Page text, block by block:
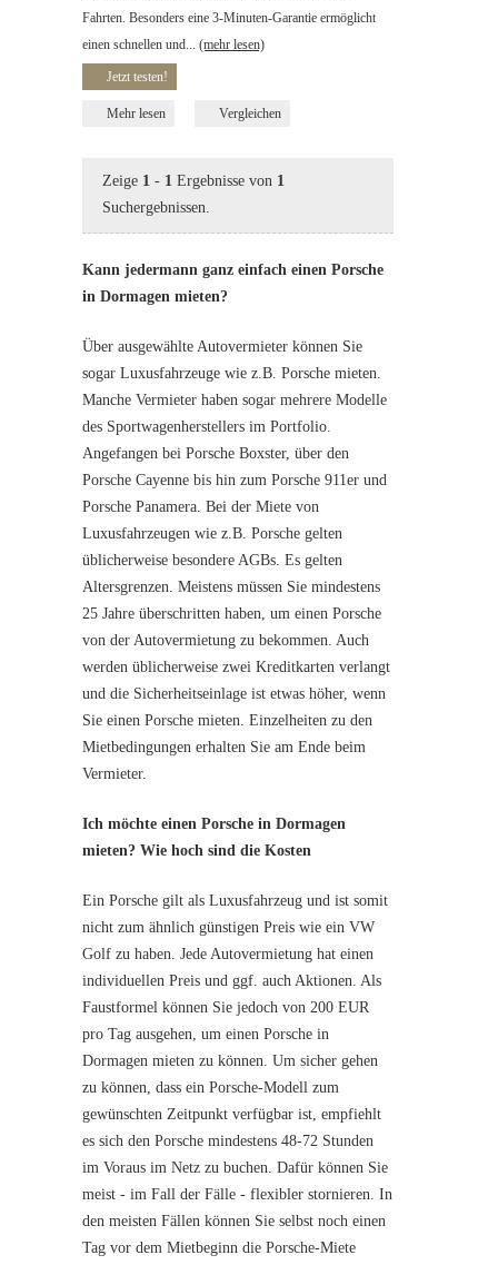
Fahrten. Besonders eine 3-Minuten-Garantie ermöglicht
einen schnellen und... (mehr lesen)
Jetzt testen!
Mehr lesen Vergleichen
Zeige 1 - 1 Ergebnisse von 1
Suchergebnissen.
Kann jedermann ganz einfach einen Porsche
in Dormagen mieten?
Über ausgewählte Autovermieter können Sie
sogar Luxusfahrzeuge wie z.B. Porsche mieten.
Manche Vermieter haben sogar mehrere Modelle
des Sportwagenherstellers im Portfolio.
Angefangen bei Porsche Boxster, über den
Porsche Cayenne bis hin zum Porsche 911er und
Porsche Panamera. Bei der Miete von
Luxusfahrzeugen wie z.B. Porsche gelten
üblicherweise besondere AGBs. Es gelten
Altersgrenzen. Meistens müssen Sie mindestens
25 Jahre überschritten haben, um einen Porsche
von der Autovermietung zu bekommen. Auch
werden üblicherweise zwei Kreditkarten verlangt
und die Sicherheitseinlage ist etwas höher, wenn
Sie einen Porsche mieten. Einzelheiten zu den
Mietbedingungen erhalten Sie am Ende beim
Vermieter.
Ich möchte einen Porsche in Dormagen
mieten? Wie hoch sind die Kosten
Ein Porsche gilt als Luxusfahrzeug und ist somit
nicht zum ähnlich günstigen Preis wie ein VW
Golf zu haben. Jede Autovermietung hat einen
individuellen Preis und ggf. auch Aktionen. Als
Faustformel können Sie jedoch von 200 EUR
pro Tag ausgehen, um einen Porsche in
Dormagen mieten zu können. Um sicher gehen
zu können, dass ein Porsche-Modell zum
gewünschten Zeitpunkt verfügbar ist, empfiehlt
es sich den Porsche mindestens 48-72 Stunden
im Voraus im Netz zu buchen. Dafür können Sie
meist - im Fall der Fälle - flexibler stornieren. In
den meisten Fällen können Sie selbst noch einen
Tag vor dem Mietbeginn die Porsche-Miete